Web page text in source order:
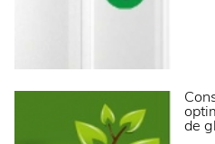
LOGISTIQUE
Dimensions emballage (LxPxH)
de